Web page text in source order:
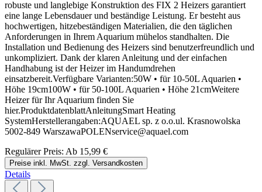
robuste und langlebige Konstruktion des FIX 2 Heizers garantiert
eine lange Lebensdauer und beständige Leistung. Er besteht aus
hochwertigen, hitzebeständigen Materialien, die den täglichen
Anforderungen in Ihrem Aquarium mühelos standhalten. Die
Installation und Bedienung des Heizers sind benutzerfreundlich und
unkompliziert. Dank der klaren Anleitung und der einfachen
Handhabung ist der Heizer im Handumdrehen
einsatzbereit.Verfügbare Varianten:50W • für 10-50L Aquarien •
Höhe 19cm100W • für 50-100L Aquarien • Höhe 21cmWeitere
Heizer für Ihr Aquarium finden Sie
hier.ProduktdatenblattAnleitungSmart Heating
SystemHerstellerangaben:AQUAEL sp. z o.o.ul. Krasnowolska
5002-849 WarszawaPOLENservice@aquael.com
Regulärer Preis: Ab 15,99 €
Preise inkl. MwSt. zzgl. Versandkosten
Details